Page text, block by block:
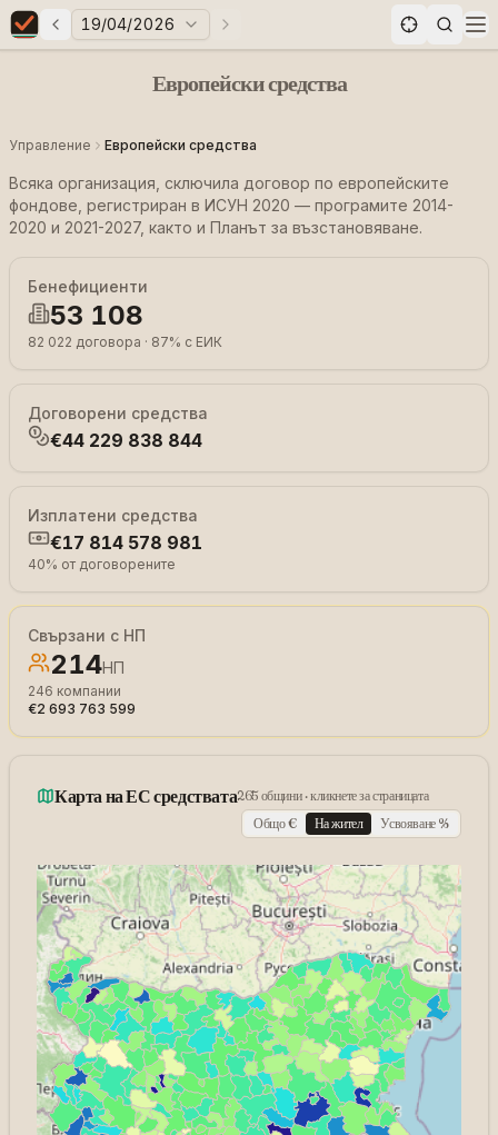
Elections in Bulgaria data statistics
Предни избори
19/04/2026 Следващи избори
Европейски средства
Управление Европейски средства
Всяка организация, сключила договор по европейските
фондове, регистриран в ИСУН 2020 — програмите 2014-
2020 и 2021-2027, както и Планът за възстановяване.
Бенефициенти
53 108
82 022 договора · 87% с ЕИК
Договорени средства
€44 229 838 844
Изплатени средства
€17 814 578 981
40% от договорените
Свързани с НП
214НП
246 компании
€2 693 763 599
Карта на ЕС средствата265 общини · кликнете за страницата
Общо €
На жител Усвояване %